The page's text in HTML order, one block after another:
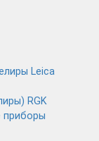
Leica
RGK
приборы